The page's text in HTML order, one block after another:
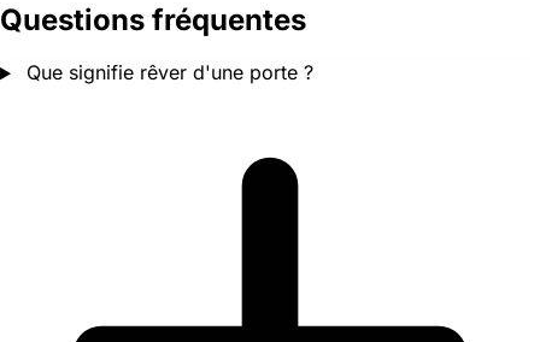
Questions fréquentes
Que signifie rêver d'une porte ?